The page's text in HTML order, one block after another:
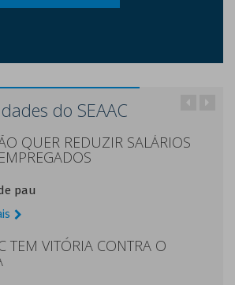
do SEAAC
QUER REDUZIR SALÁRIOS
pau
TEM VITÓRIA CONTRA O